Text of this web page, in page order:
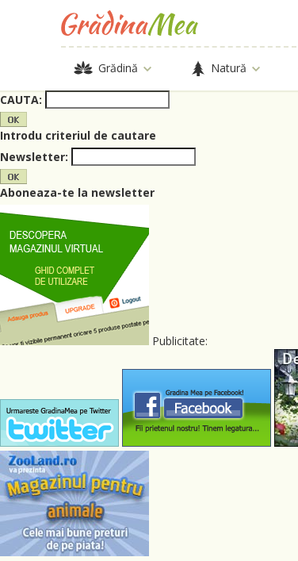
Grădină Natură
CAUTA:
Introdu criteriul de cautare
Newsletter:
Aboneaza-te la newsletter
Publicitate: